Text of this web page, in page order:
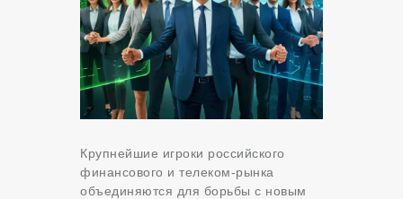
Крупнейшие игроки российского
финансового и телеком-рынка
объединяются для борьбы с новым